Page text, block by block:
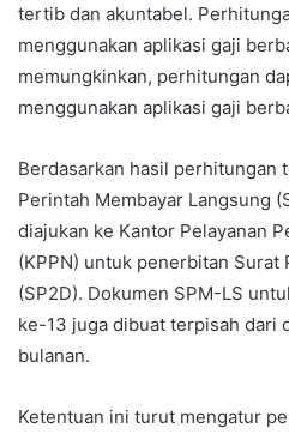
tertib dan akuntabel.
menggunakan aplikasi gaji
memungkinkan, perhitungan
menggunakan aplikasi gaji
Berdasarkan hasil perhitungan
Perintah Membayar Langsung
diajukan ke Kantor Pelayanan
(KPPN) untuk penerbitan Surat
(SP2D). Dokumen SPM-LS
ke-13 juga dibuat terpisah dari
bulanan.
Ketentuan ini turut mengatur